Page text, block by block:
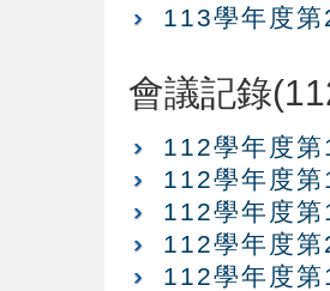
113學年度
會議記錄
112學年度
112學年度
112學年度
112學年度
112學年度